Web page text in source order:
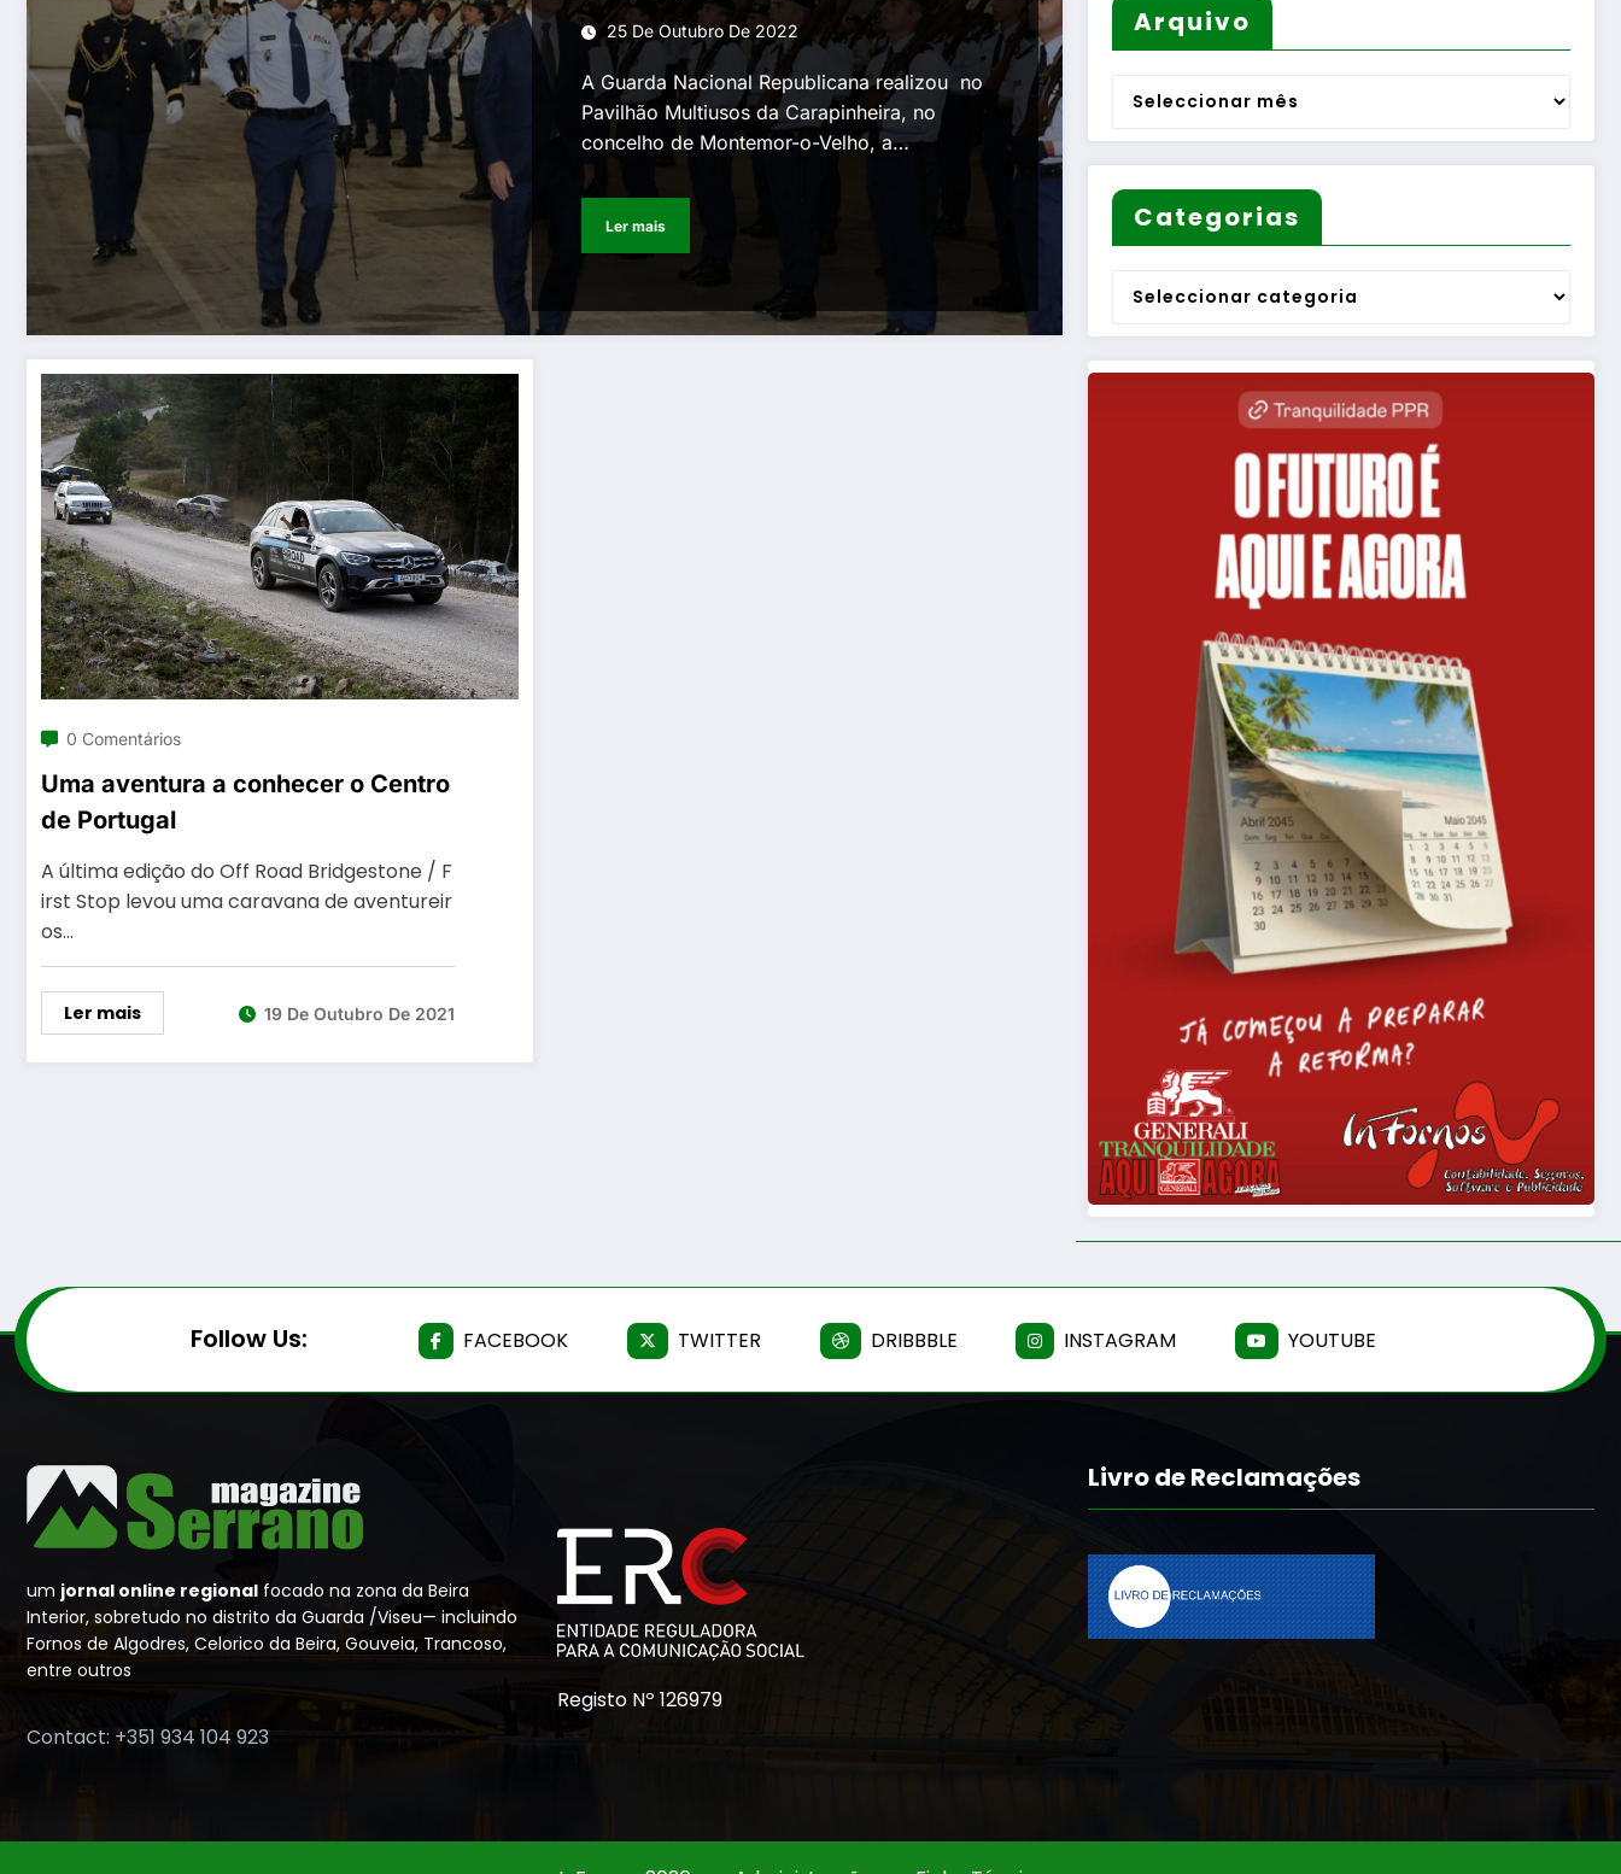
25 De Outubro De 2022
A Guarda Nacional Republicana realizou no
Pavilhão Multiusos da Carapinheira, no
concelho de Montemor-o-Velho, a…
Ler mais
0 Comentários
Uma aventura a conhecer o Centro
de Portugal
A última edição do Off Road Bridgestone / F
irst Stop levou uma caravana de aventureir
os…
Ler mais 19 De Outubro De 2021
Arquivo
Arquivo
Categorias
Categorias
Follow Us: FACEBOOK TWITTER DRIBBBLE INSTAGRAM YOUTUBE
um jornal online regional focado na zona da Beira
Interior, sobretudo no distrito da Guarda /Viseu— incluindo
Fornos de Algodres, Celorico da Beira, Gouveia, Trancoso,
entre outros
Contact: +351 934 104 923
Registo Nº 126979
Livro de Reclamações